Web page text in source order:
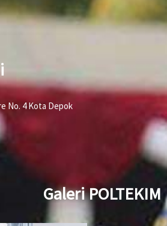
No. 4 Kota Depok
Galeri POLTEKIM